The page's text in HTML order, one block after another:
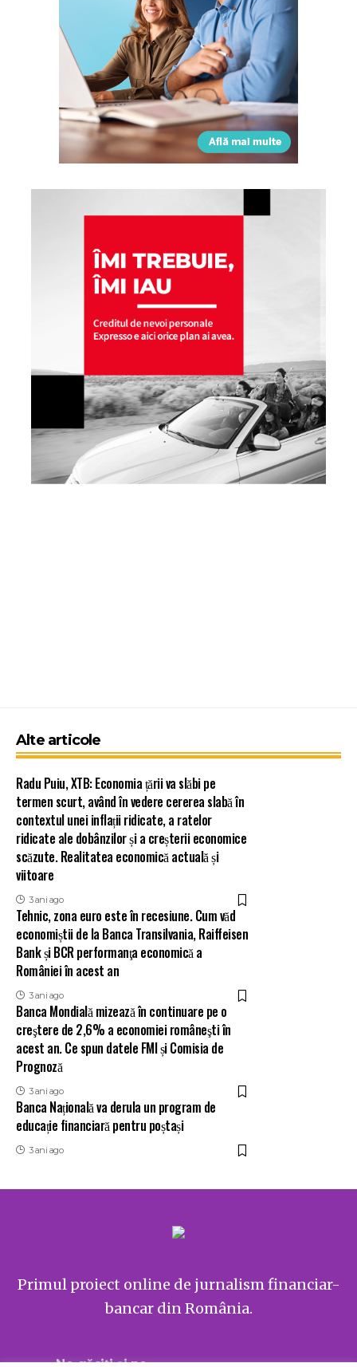
Alte articole
Radu Puiu, XTB: Economia țării va slăbi pe
termen scurt, având în vedere cererea slabă în
contextul unei inflații ridicate, a ratelor
ridicate ale dobânzilor și a creșterii economice
scăzute. Realitatea economică actuală și
viitoare
3 ani ago
Tehnic, zona euro este în recesiune. Cum văd
economiștii de la Banca Transilvania, Raiffeisen
Bank și BCR performanţa economică a
României în acest an
3 ani ago
Banca Mondială mizează în continuare pe o
creştere de 2,6% a economiei româneşti în
acest an. Ce spun datele FMI și Comisia de
Prognoză
3 ani ago
Banca Națională va derula un program de
educație financiară pentru poștași
3 ani ago
Primul proiect online de jurnalism financiar-
bancar din România.